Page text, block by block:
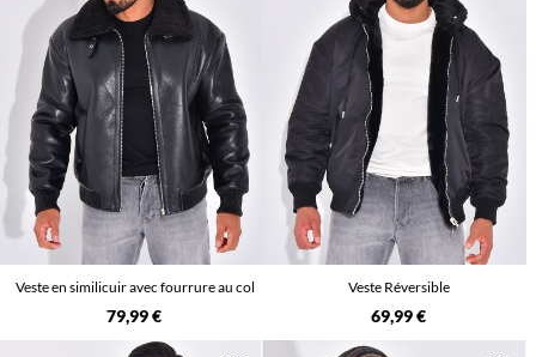
Veste en similicuir avec fourrure au col
79,99 €
Veste Réversible
69,99 €